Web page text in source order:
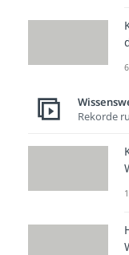
Rekorde